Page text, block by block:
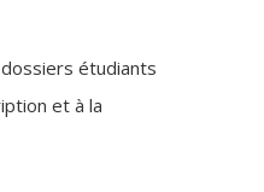
étudiants
et à la